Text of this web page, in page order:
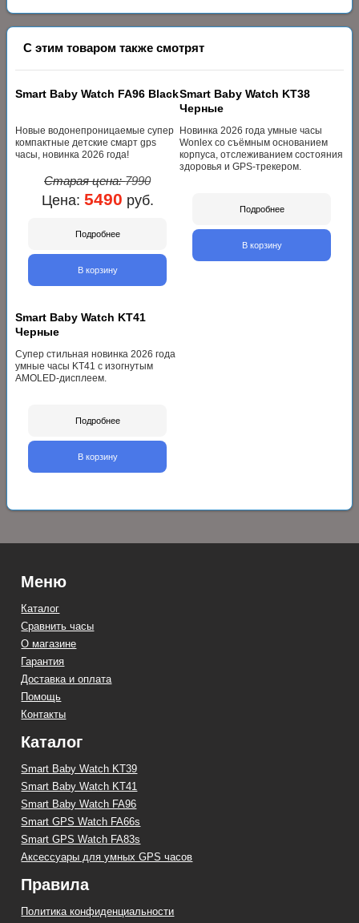
С этим товаром также смотрят
Smart Baby Watch FA96 Black
Новые водонепроницаемые супер
компактные детские смарт gps
часы, новинка 2026 года!
Старая цена:7990
Цена: 5490 руб.
Подробнее
В корзину
Smart Baby Watch KT38
Черные
Новинка 2026 года умные часы
Wonlex со съёмным основанием
корпуса, отслеживанием состояния
здоровья и GPS-трекером.
Подробнее
В корзину
Smart Baby Watch KT41
Черные
Cупер стильная новинка 2026 года
умные часы KT41 с изогнутым
AMOLED-дисплеем.
Подробнее
В корзину
Меню
Каталог
Сравнить часы
О магазине
Гарантия
Доставка и оплата
Помощь
Контакты
Каталог
Smart Baby Watch KT39
Smart Baby Watch KT41
Smart Baby Watch FA96
Smart GPS Watch FA66s
Smart GPS Watch FA83s
Аксессуары для умных GPS часов
Правила
Политика конфиденциальности